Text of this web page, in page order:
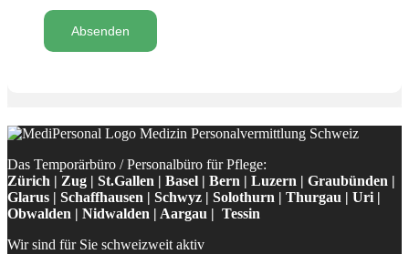
Absenden
Das Temporärbüro / Personalbüro für Pflege:
Zürich | Zug | St.Gallen | Basel | Bern | Luzern | Graubünden |
Glarus | Schaffhausen | Schwyz | Solothurn | Thurgau | Uri |
Obwalden | Nidwalden | Aargau | Tessin
Wir sind für Sie schweizweit aktiv